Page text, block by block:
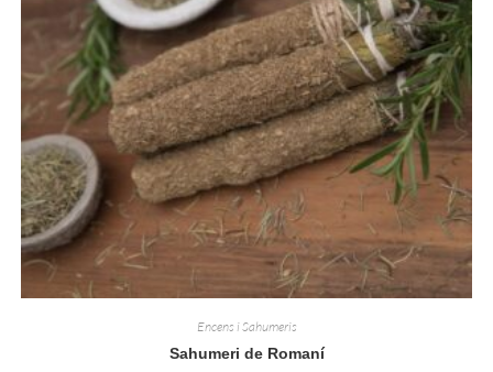
Encens i Sahumeris
Sahumeri de Romaní